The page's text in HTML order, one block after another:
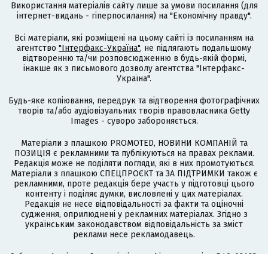
Використання матеріалів сайту лише за умови посилання (для
інтернет-видань - гіперпосилання) на "Економічну правду".
Всі матеріали, які розміщені на цьому сайті із посиланням на
агентство "Інтерфакс-Україна", не підлягають подальшому
відтворенню та/чи розповсюдженню в будь-якій формі,
інакше як з письмового дозволу агентства "Інтерфакс-
Україна".
Будь-яке копіювання, передрук та відтворення фотографічних
творів та/або аудіовізуальних творів правовласника Getty
Images - суворо забороняється.
Матеріали з плашкою PROMOTED, НОВИНИ КОМПАНІЙ та
ПОЗИЦІЯ є рекламними та публікуються на правах реклами.
Редакція може не поділяти погляди, які в них промотуються.
Матеріали з плашкою СПЕЦПРОЄКТ та ЗА ПІДТРИМКИ також є
рекламними, проте редакція бере участь у підготовці цього
контенту і поділяє думки, висловлені у цих матеріалах.
Редакція не несе відповідальності за факти та оціночні
судження, оприлюднені у рекламних матеріалах. Згідно з
українським законодавством відповідальність за зміст
реклами несе рекламодавець.